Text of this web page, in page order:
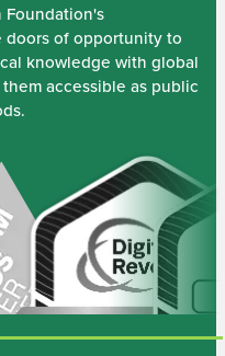
Foundation's
doors of opportunity to
knowledge with global
accessible as public